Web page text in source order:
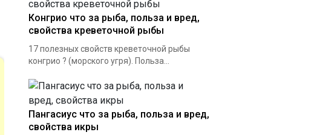
Конгрио что за рыба, польза и вред,
свойства креветочной рыбы
17 полезных свойств креветочной рыбы
конгрио ? (морского угря). Польза...
Пангасиус что за рыба, польза и вред,
свойства икры